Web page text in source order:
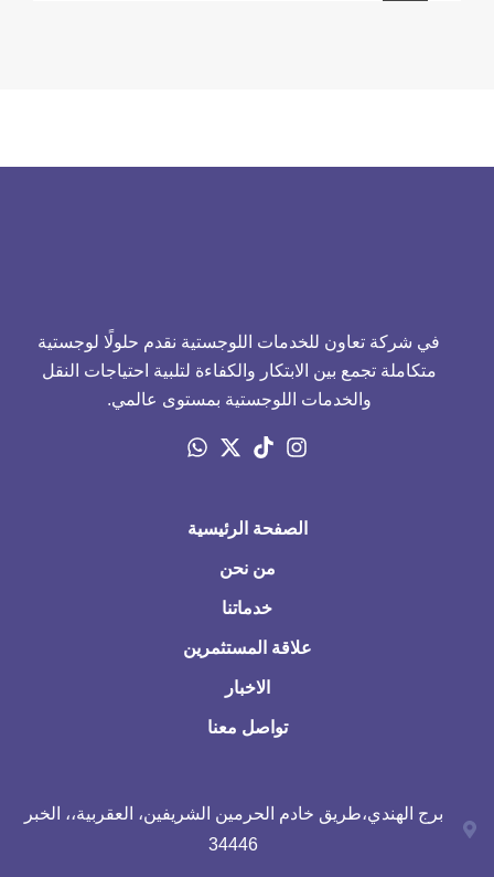
في شركة تعاون للخدمات اللوجستية نقدم حلولًا لوجستية
متكاملة تجمع بين الابتكار والكفاءة لتلبية احتياجات النقل
والخدمات اللوجستية بمستوى عالمي.
الصفحة الرئيسية
من نحن
خدماتنا
علاقة المستثمرين
الاخبار
تواصل معنا
برج الهندي،طريق خادم الحرمين الشريفين، العقربية،، الخبر
34446